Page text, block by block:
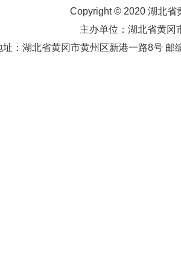
Copyright © 2020 湖北省
主办单位：湖北省黄
址：湖北省黄冈市黄州区新港一路8号